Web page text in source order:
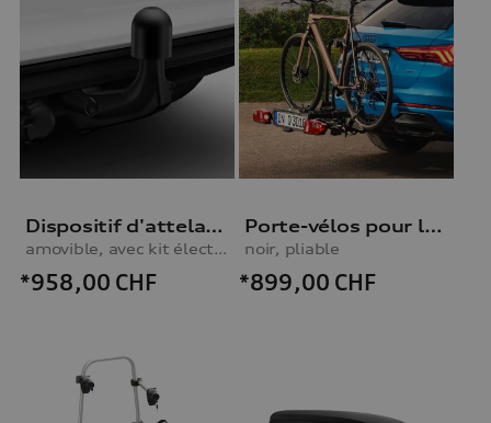
Dispositif d'attelage
amovible, avec kit électrique, pour véhicules avec pré-équipement pour dispositif d'attelage
*958,00 CHF
Porte-vélos pour le dispositif d’attelage
noir, pliable
*899,00 CHF